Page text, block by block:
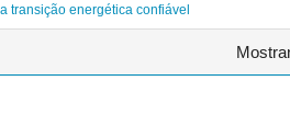
transição energética confiável